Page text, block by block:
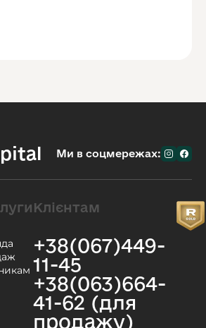
Ми в соцмережах:
Клієнтам
+38(067)449-
11-45
+38(063)664-
41-62 (для
продажу)